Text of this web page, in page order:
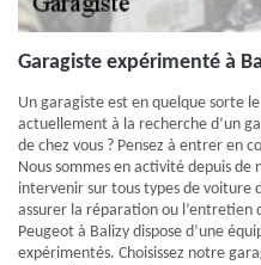
Garagiste expérimenté à
Un garagiste est en quelque sorte
actuellement à la recherche d’un
de chez vous ? Pensez à entrer en
Nous sommes en activité depuis de
intervenir sur tous types de voiture
assurer la réparation ou
Peugeot à Balizy dispose d’une
expérimentés. Choisissez notre